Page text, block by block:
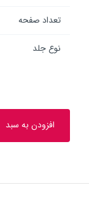
تعداد صفحه
نوع جلد
افزودن به سبد